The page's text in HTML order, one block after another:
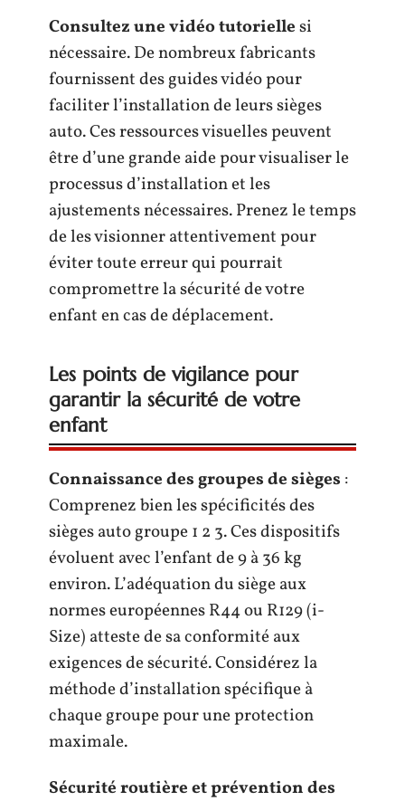
Consultez une vidéo tutoriellesi
nécessaire. De nombreux fabricants
fournissent des guides vidéo pour
faciliter l’installation de leurs sièges
auto. Ces ressources visuelles peuvent
être d’une grande aide pour visualiser le
processus d’installation et les
ajustements nécessaires. Prenez le temps
de les visionner attentivement pour
éviter toute erreur qui pourrait
compromettre la sécurité de votre
enfant en cas de déplacement.
Les points de vigilance pour
garantir la sécurité de votre
enfant
Connaissance des groupes de sièges :
Comprenez bien les spécificités des
sièges auto groupe 1 2 3. Ces dispositifs
évoluent avec l’enfant de 9 à 36 kg
environ. L’adéquation du siège aux
normes européennes R44 ou R129 (i-
Size) atteste de sa conformité aux
exigences de sécurité. Considérez la
méthode d’installation spécifique à
chaque groupe pour une protection
maximale.
Sécurité routière et prévention des